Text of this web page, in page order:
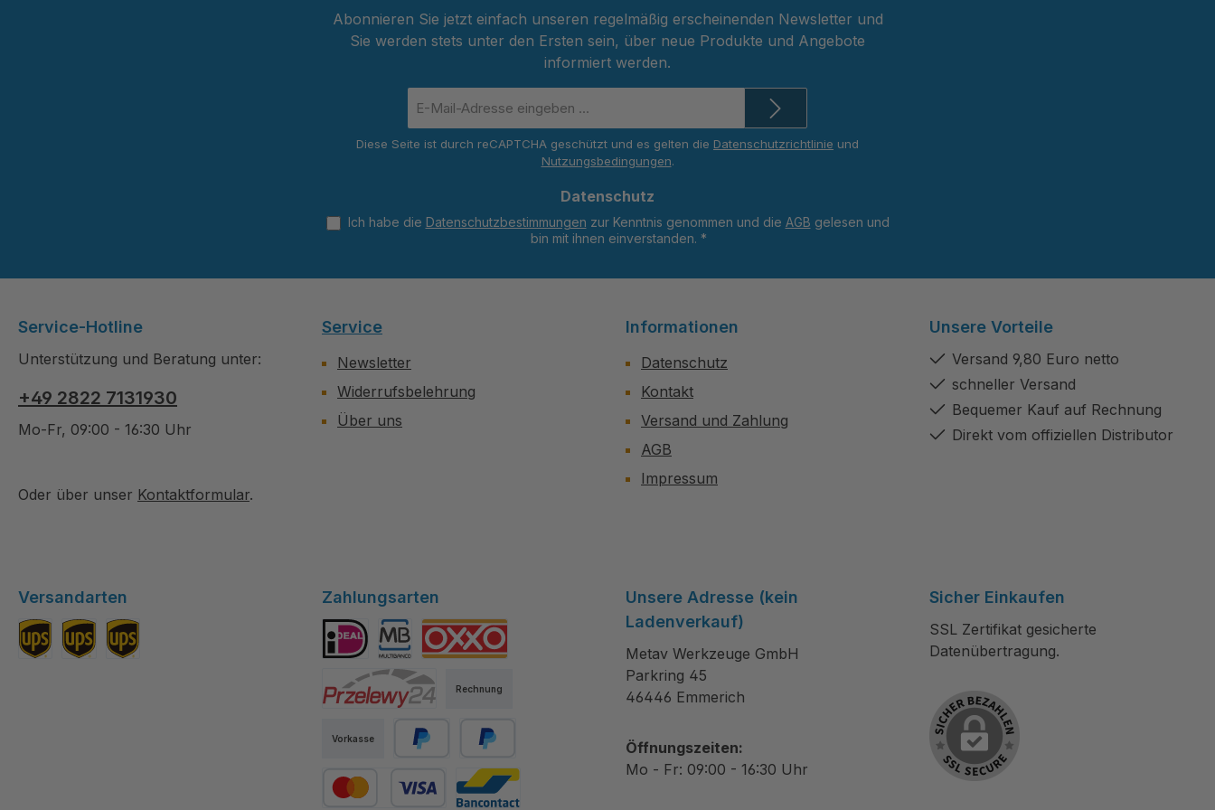
Abonnieren Sie jetzt einfach unseren regelmäßig erscheinenden Newsletter und
Sie werden stets unter den Ersten sein, über neue Produkte und Angebote
informiert werden.
Mail-
Adresse
*
Diese Seite ist durch reCAPTCHA geschützt und es gelten die Datenschutzrichtlinie und
Nutzungsbedingungen.
Datenschutz
Ich habe die Datenschutzbestimmungen zur Kenntnis genommen und die AGB gelesen und
bin mit ihnen einverstanden. *
Service-Hotline
Unterstützung und Beratung unter:
+49 2822 7131930
Mo-Fr, 09:00 - 16:30 Uhr
Oder über unser Kontaktformular.
Service
Newsletter
Widerrufsbelehrung
Über uns
Informationen
Datenschutz
Kontakt
Versand und Zahlung
AGB
Impressum
Unsere Vorteile
Versand 9,80 Euro netto
schneller Versand
Bequemer Kauf auf Rechnung
Direkt vom offiziellen Distributor
Versandarten Zahlungsarten
Rechnung
Vorkasse
Später bezahlen
Multibanco
Unsere Adresse (kein
Ladenverkauf)
Metav Werkzeuge GmbH
Parkring 45
46446 Emmerich
Öffnungszeiten:
Mo - Fr: 09:00 - 16:30 Uhr
Sicher Einkaufen
SSL Zertifikat gesicherte
Datenübertragung.